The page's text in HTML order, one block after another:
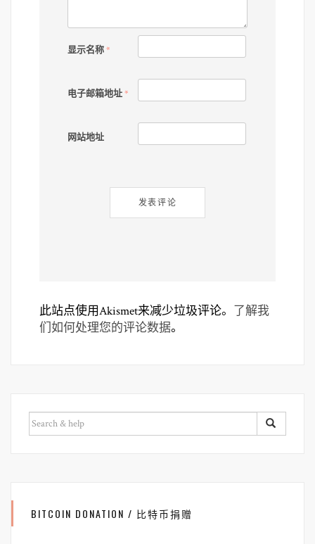
显示名称*
电子邮箱地址*
网站地址
此站点使用Akismet来减少垃圾评论。 了解我
们如何处理您的评论数据。
SEARCH
FOR:
BITCOIN DONATION / 比特币捐赠